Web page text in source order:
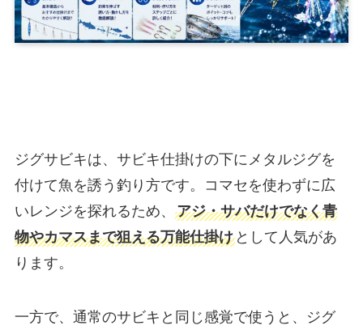
ジグサビキは、サビキ仕掛けの下にメタルジグを
付けて魚を誘う釣り方です。コマセを使わずに広
いレンジを探れるため、 アジ・サバだけでなく青
物やカマスまで狙える万能仕掛けとして人気があ
ります。
一方で、通常のサビキと同じ感覚で使うと、ジグ